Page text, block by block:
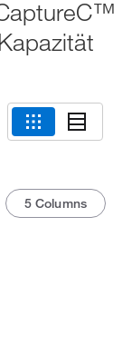
5 Columns